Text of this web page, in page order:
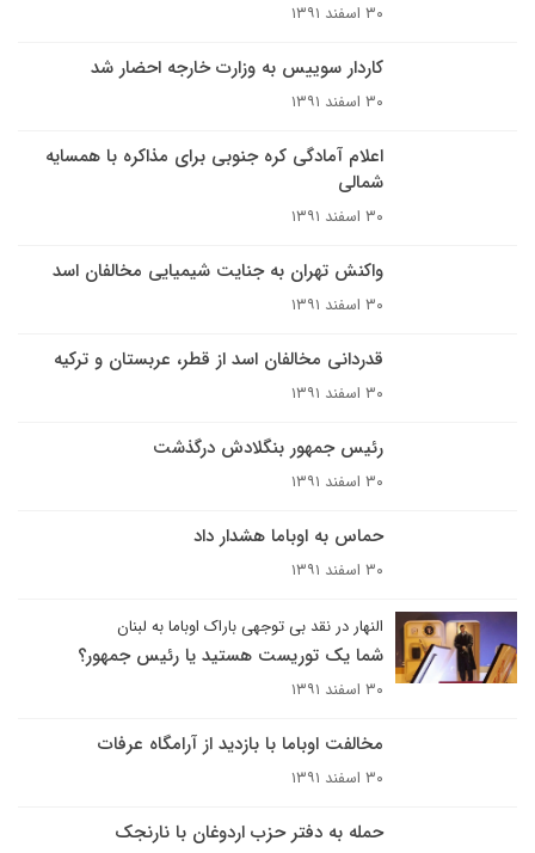
۳۰ اسفند ۱۳۹۱
کاردار سوییس به وزارت خارجه احضار شد
۳۰ اسفند ۱۳۹۱
اعلام آمادگی کره جنوبی برای مذاکره با همسایه
شمالی
۳۰ اسفند ۱۳۹۱
واکنش تهران به جنایت شیمیایی مخالفان اسد
۳۰ اسفند ۱۳۹۱
قدردانی مخالفان اسد از قطر، عربستان و ترکیه
۳۰ اسفند ۱۳۹۱
رئیس جمهور بنگلادش درگذشت
۳۰ اسفند ۱۳۹۱
حماس به اوباما هشدار داد
۳۰ اسفند ۱۳۹۱
النهار در نقد بی توجهی باراک اوباما به لبنان
شما یک توریست هستید یا رئیس جمهور؟
۳۰ اسفند ۱۳۹۱
مخالفت اوباما با بازدید از آرامگاه عرفات
۳۰ اسفند ۱۳۹۱
حمله به دفتر حزب اردوغان با نارنجک